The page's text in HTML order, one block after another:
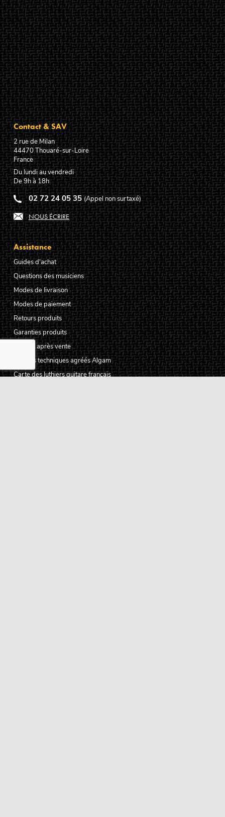
Contact & SAV
2 rue de Milan
44470Thouaré-sur-Loire
France
Du lundi au vendredi
De 9h à 18h
02 72 24 05 35 (Appel non surtaxé)
NOUS ÉCRIRE
Assistance
Guides d'achat
Questions des musiciens
Modes de livraison
Modes de paiement
Retours produits
Garanties produits
Service après vente
Centres techniques agréés Algam
Carte des luthiers guitare français